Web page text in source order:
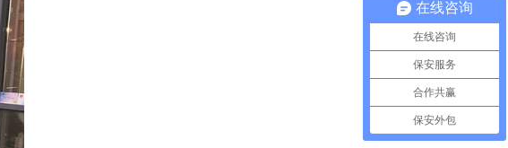
在线咨询
在线咨询
保安服务
合作共赢
保安外包